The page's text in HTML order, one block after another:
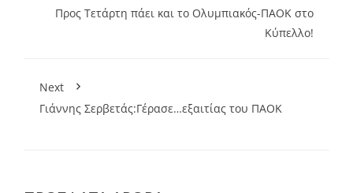
Προς Τετάρτη πάει και το Ολυμπιακός-ΠΑΟΚ στο
Κύπελλο!
Next
Γιάννης Σερβετάς:Γέρασε…εξαιτίας του ΠΑΟΚ